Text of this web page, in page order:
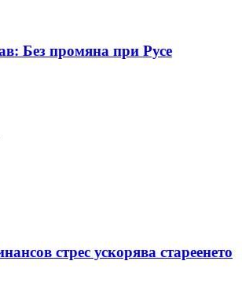
Без промяна при Русе
стрес ускорява стареенето